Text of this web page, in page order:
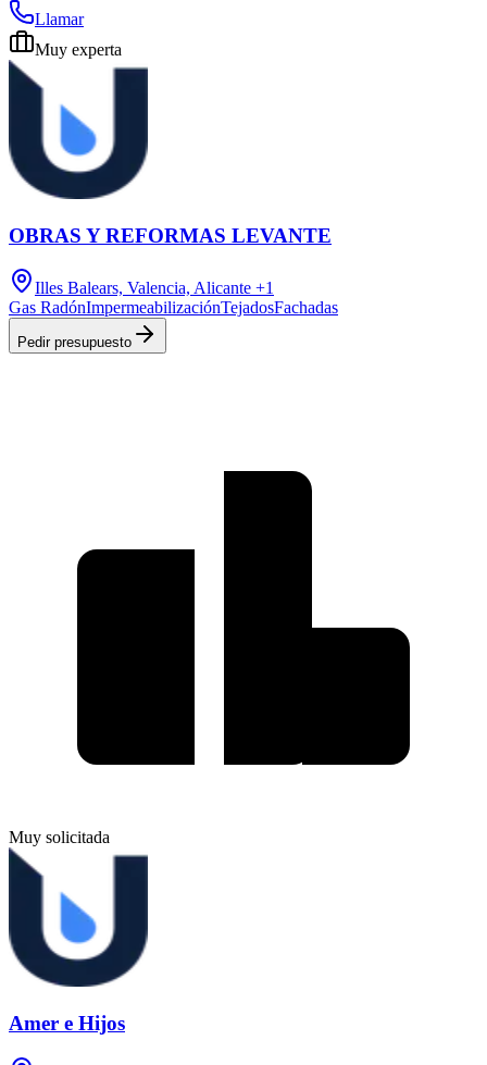
Llamar
Muy experta
OBRAS Y REFORMAS LEVANTE
Illes Balears, Valencia, Alicante +1
Gas RadónImpermeabilizaciónTejadosFachadas
Pedir presupuesto
Muy solicitada
Amer e Hijos